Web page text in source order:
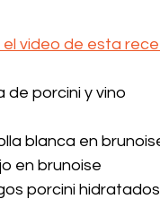
el video de esta
de porcini y vino
blanca en
en brunoise
porcini hidratados